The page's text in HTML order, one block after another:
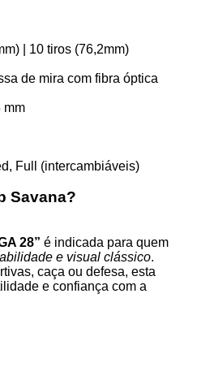
| 10 tiros (76,2mm)
de mira com fibra óptica
mm
Full (intercambiáveis)
Savana?
28” é indicada para quem
e visual clássico.
caça ou defesa, esta
e confiança com a